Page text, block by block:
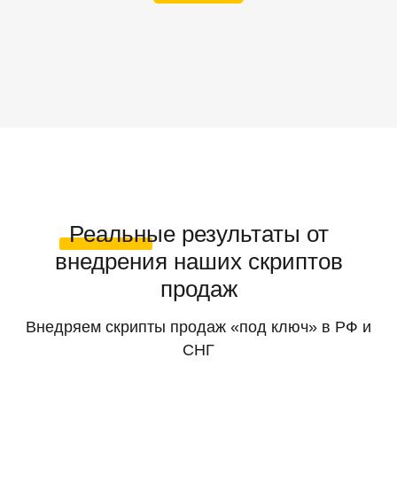
Реальные результаты от
внедрения наших скриптов
продаж
Внедряем скрипты продаж «под ключ» в РФ и
СНГ